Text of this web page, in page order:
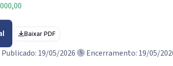
Baixar PDF
Publicado: 19/05/2026 Encerramento: 19/05/